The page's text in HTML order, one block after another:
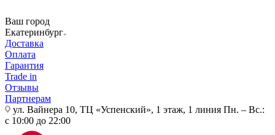
Ваш город
Екатеринбург
Доставка
Оплата
Гарантия
Trade in
Отзывы
Партнерам
ул. Вайнера 10, ТЦ «Успенский», 1 этаж, 1 линия Пн. – Вс.:
с 10:00 до 22:00